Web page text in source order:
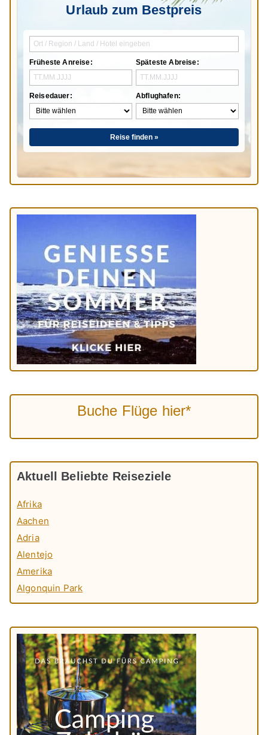
Urlaub zum Bestpreis
Früheste Anreise:
Reisedauer:
Späteste Abreise:
Abflughafen:
Reise finden »
Buche Flüge hier*
Aktuell Beliebte Reiseziele
Afrika
Aachen
Adria
Alentejo
Amerika
Algonquin Park